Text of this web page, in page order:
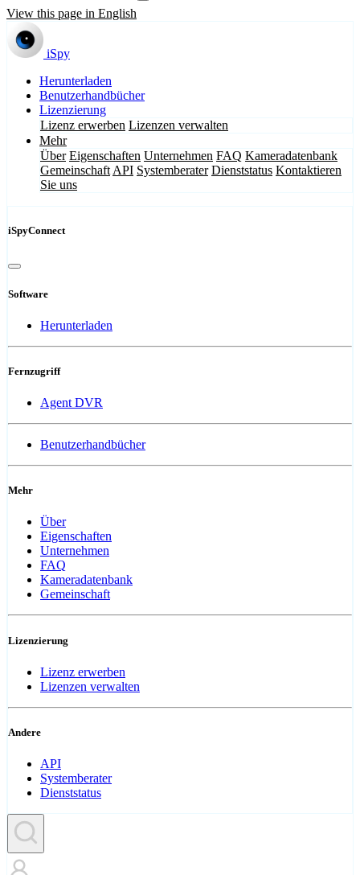
View this page in English
iSpy
Herunterladen
Benutzerhandbücher
Lizenzierung
Lizenz erwerben Lizenzen verwalten
Mehr
Über Eigenschaften Unternehmen FAQ Kameradatenbank
Gemeinschaft API Systemberater Dienststatus Kontaktieren
Sie uns
iSpyConnect
Software
Herunterladen
Fernzugriff
Agent DVR
Benutzerhandbücher
Mehr
Über
Eigenschaften
Unternehmen
FAQ
Kameradatenbank
Gemeinschaft
Lizenzierung
Lizenz erwerben
Lizenzen verwalten
Andere
API
Systemberater
Dienststatus